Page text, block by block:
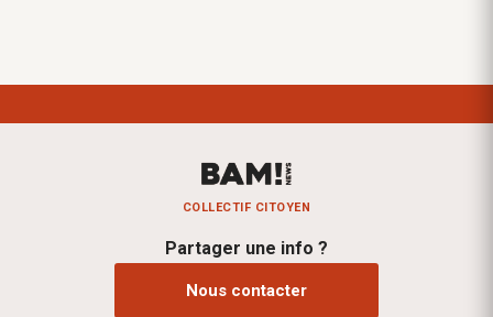
COLLECTIF CITOYEN
Partager une info ?
Nous contacter